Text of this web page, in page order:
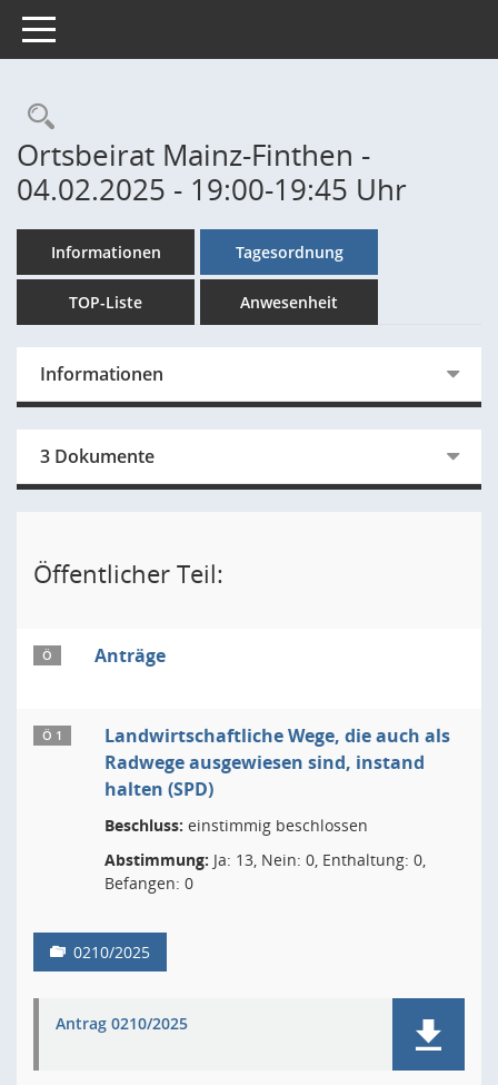
Toggle navigation
Rechercheauswahl
Ortsbeirat Mainz-Finthen -
04.02.2025 - 19:00-19:45 Uhr
Informationen Tagesordnung
TOP-Liste Anwesenheit
Informationen
3 Dokumente
Öffentlicher Teil:
Ö Anträge
Ö 1
Landwirtschaftliche Wege, die auch als
Radwege ausgewiesen sind, instand
halten (SPD)
Beschluss: einstimmig beschlossen
Abstimmung: Ja: 13, Nein: 0, Enthaltung: 0,
Befangen: 0
0210/2025
Antrag 0210/2025